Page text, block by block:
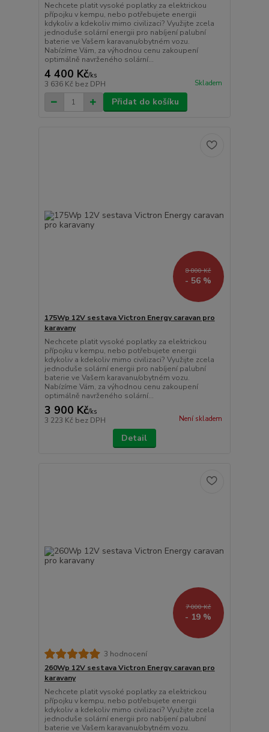
Nechcete platit vysoké poplatky za elektrickou
přípojku v kempu, nebo potřebujete energii
kdykoliv a kdekoliv mimo civilizaci? Využijte zcela
jednoduše solární energii pro nabíjení palubní
baterie ve Vašem karavanu/obytném vozu.
Nabízíme Vám, za výhodnou cenu zakoupení
optimálně navrženého solární...
4 400 Kč/ks
3 636 Kč bez DPH Skladem
Přidat do košíku
8 800 Kč
- 56 %
175Wp 12V sestava Victron Energy caravan pro
karavany
Nechcete platit vysoké poplatky za elektrickou
přípojku v kempu, nebo potřebujete energii
kdykoliv a kdekoliv mimo civilizaci? Využijte zcela
jednoduše solární energii pro nabíjení palubní
baterie ve Vašem karavanu/obytném vozu.
Nabízíme Vám, za výhodnou cenu zakoupení
optimálně navrženého solární...
3 900 Kč/ks
3 223 Kč bez DPH Není skladem
Detail
7 000 Kč
- 19 %
3 hodnocení
260Wp 12V sestava Victron Energy caravan pro
karavany
Nechcete platit vysoké poplatky za elektrickou
přípojku v kempu, nebo potřebujete energii
kdykoliv a kdekoliv mimo civilizaci? Využijte zcela
jednoduše solární energii pro nabíjení palubní
baterie ve Vašem karavanu/obytném vozu.